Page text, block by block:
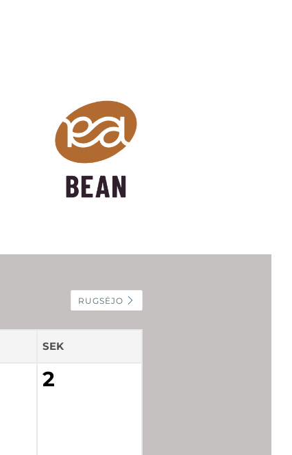
RUGSĖJO
SEK
2